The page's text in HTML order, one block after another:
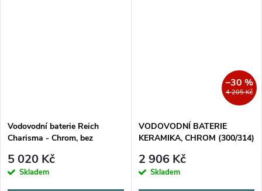
Vodovodní baterie Reich
Charisma - Chrom, bez
5 020 Kč
Skladem
4 205 Kč
–30 %
VODOVODNÍ BATERIE
KERAMIKA, CHROM (300/314)
2 906 Kč
Skladem